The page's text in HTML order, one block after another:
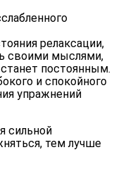
релаксации,
своими мыслями,
постоянным.
и спокойного
упражнений
сильной
тем лучше